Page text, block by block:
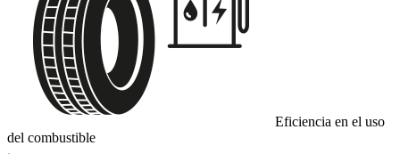
Eficiencia en el uso
del combustible
C